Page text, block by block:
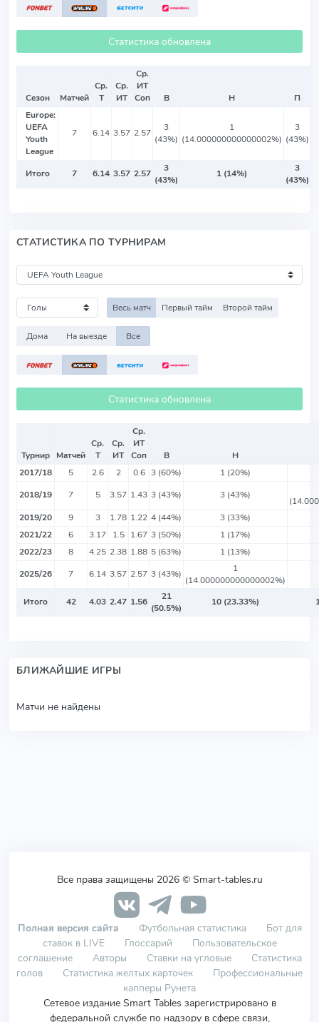
Статистика обновлена
Сезон Матчей
Ср.
Т
Ср.
ИТ
Ср.
ИТ
Соп
В Н
П
Europe:
UEFA
Youth
League
7 6.14 3.57 2.57
3
(43%)
1
(14.000000000000002%)
3
(43%)
Итого 7 6.14 3.57 2.57
3
(43%)
1 (14%)
3
(43%)
СТАТИСТИКА ПО ТУРНИРАМ
Весь матч Первый тайм Второй тайм
Дома На выезде Все
Статистика обновлена
Турнир Матчей
Ср.
Т
Ср.
ИТ
Ср.
ИТ
Соп
В
Н
2017/18
5 2.6 2 0.6 3 (60%)
1 (20%)
2018/19
7 5 3.57 1.43 3 (43%) 3 (43%)
2019/20
9 3 1.78 1.22 4 (44%)
3 (33%)
2021/22
6 3.17 1.5 1.67 3 (50%)
1 (17%)
2022/23
8 4.25 2.38 1.88 5 (63%)
1 (13%)
2025/26
7 6.14 3.57 2.57 3 (43%)
1
(14.000000000000002%)
Итого
42 4.03 2.47 1.56
21
(50.5%)
10 (23.33%)
БЛИЖАЙШИЕ ИГРЫ
Матчи не найдены
Все права защищены 2026 © Smart-tables.ru
Полная версия сайта Футбольная статистика
Бот для
ставок в LIVE
Глоссарий
Пользовательское
соглашение
Авторы Ставки на угловые
Статистика
голов
Статистика желтых карточек
Профессиональные
капперы Рунета
Сетевое издание Smart Tables зарегистрировано в
федеральной службе по надзору в сфере связи,